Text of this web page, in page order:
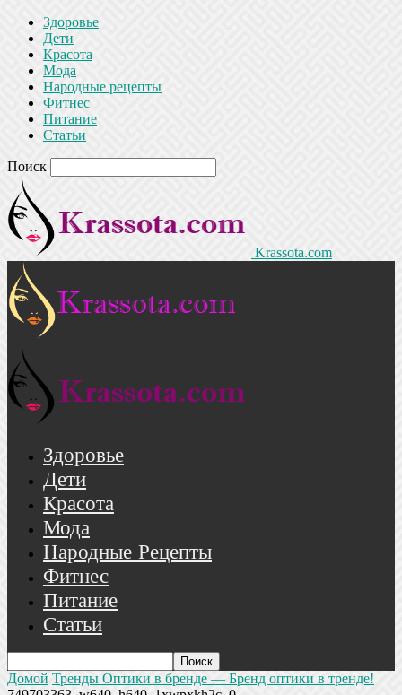
Здоровье
Дети
Красота
Мода
Народные рецепты
Фитнес
Питание
Статьи
Поиск
Krassota.com
Здоровье
Дети
Красота
Мода
Народные Рецепты
Фитнес
Питание
Статьи
Домой Тренды Оптики в бренде — Бренд оптики в тренде!